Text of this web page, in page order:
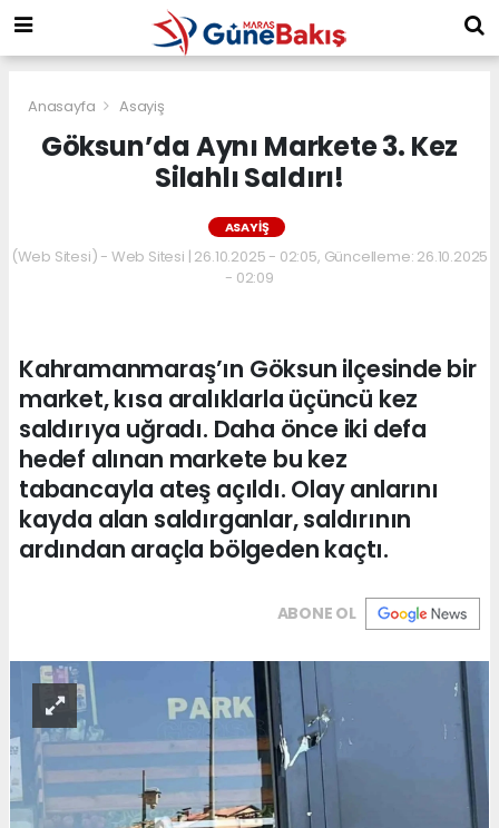
Anasayfa Asayiş
Göksun’da Aynı Markete 3. Kez
Silahlı Saldırı!
ASAYIŞ
(Web Sitesi) - Web Sitesi | 26.10.2025 - 02:05, Güncelleme: 26.10.2025
- 02:09
Kahramanmaraş’ın Göksun ilçesinde bir
market, kısa aralıklarla üçüncü kez
saldırıya uğradı. Daha önce iki defa
hedef alınan markete bu kez
tabancayla ateş açıldı. Olay anlarını
kayda alan saldırganlar, saldırının
ardından araçla bölgeden kaçtı.
ABONE OL